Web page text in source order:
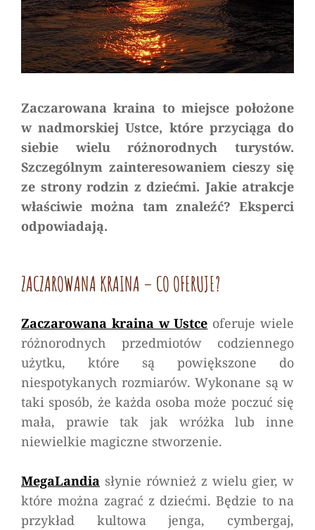
Zaczarowana kraina to miejsce położone
w nadmorskiej Ustce, które przyciąga do
siebie wielu różnorodnych turystów.
Szczególnym zainteresowaniem cieszy się
ze strony rodzin z dziećmi. Jakie atrakcje
właściwie można tam znaleźć? Eksperci
odpowiadają.
ZACZAROWANA KRAINA – CO OFERUJE?
Zaczarowana kraina w Ustce oferuje wiele
różnorodnych przedmiotów codziennego
użytku, które są powiększone do
niespotykanych rozmiarów. Wykonane są w
taki sposób, że każda osoba może poczuć się
mała, prawie tak jak wróżka lub inne
niewielkie magiczne stworzenie.
MegaLandia słynie również z wielu gier, w
które można zagrać z dziećmi. Będzie to na
przykład kultowa jenga, cymbergaj,